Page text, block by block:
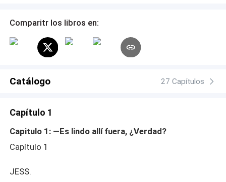
nunca consideró la posibilidad de llegar a tener a su
machos... hasta ella. Esa pequeña, delicada, pero feroz
humana que se negó a aceptarlo.
Comparitr los libros en:
Catálogo 27 Capítulos
Capítulo 1
Capitulo 1: —Es lindo allí fuera, ¿Verdad?
Capítulo 1
JESS.